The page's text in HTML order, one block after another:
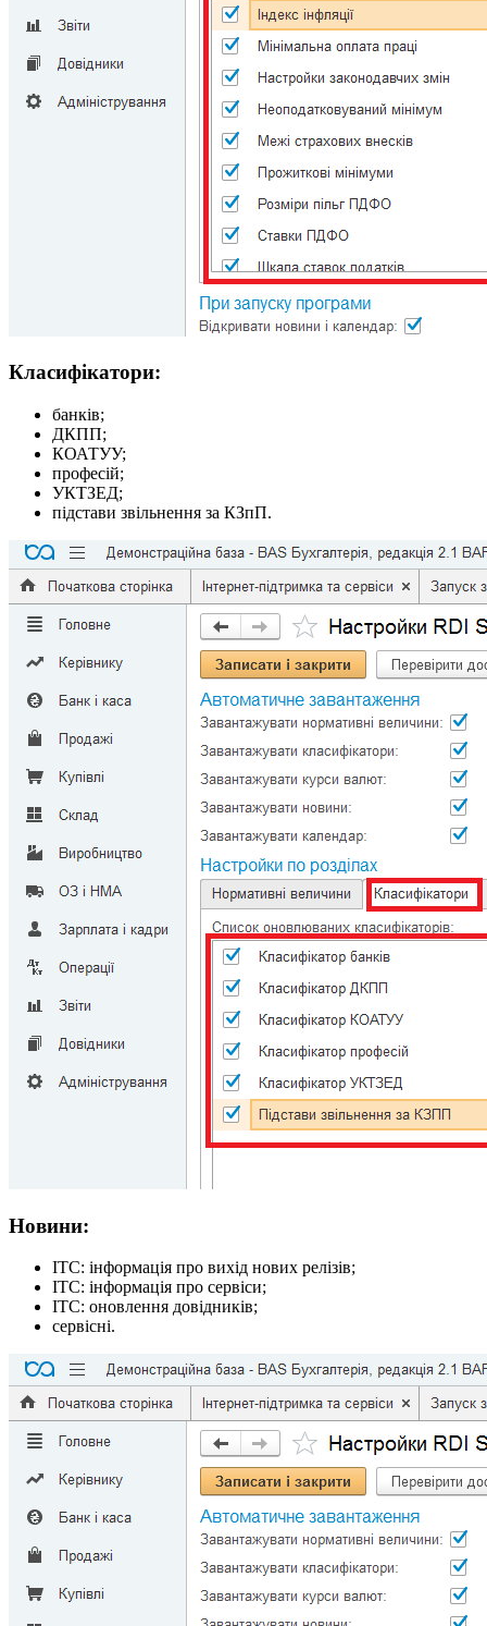
Класифікатори:
банків;
ДКПП;
КОАТУУ;
професій;
УКТЗЕД;
підстави звільнення за КЗпП.
Новини:
ІТС: інформація про вихід нових релізів;
ІТС: інформація про сервіси;
ІТС: оновлення довідників;
сервісні.